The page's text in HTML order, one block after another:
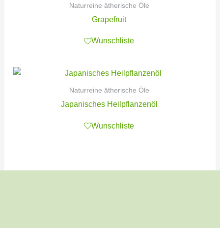
Naturreine ätherische Öle
Grapefruit
Wunschliste
Naturreine ätherische Öle
Japanisches Heilpflanzenöl
Wunschliste